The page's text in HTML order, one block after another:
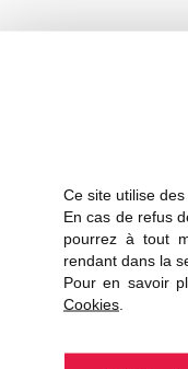
Ce site utilise des
En cas de refus
pourrez à tout
rendant dans la
Pour en savoir
Cookies
par l’Ambassade
de la Société
obligatoire